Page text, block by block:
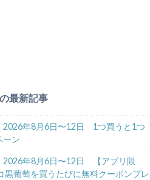
の最新記事
2026年8月6日〜12日 1つ買うと1つ
ーン
2026年8月6日〜12日 【アプリ限
黒葡萄を買うたびに無料クーポンプレ